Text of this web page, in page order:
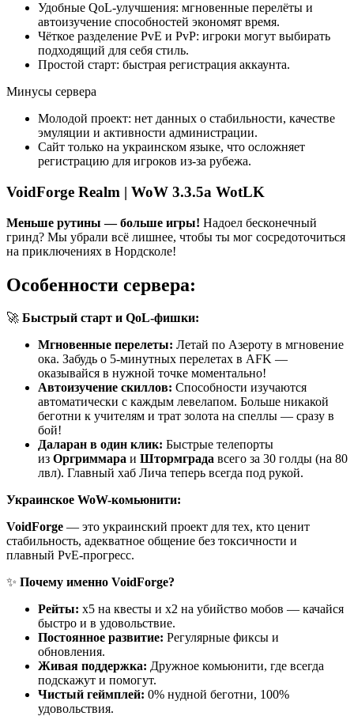
Удобные QoL-улучшения: мгновенные перелёты и
автоизучение способностей экономят время.
Чёткое разделение PvE и PvP: игроки могут выбирать
подходящий для себя стиль.
Простой старт: быстрая регистрация аккаунта.
Минусы сервера
Молодой проект: нет данных о стабильности, качестве
эмуляции и активности администрации.
Сайт только на украинском языке, что осложняет
регистрацию для игроков из-за рубежа.
VoidForge Realm | WoW 3.3.5a WotLK
Меньше рутины — больше игры! Надоел бесконечный
гринд? Мы убрали всё лишнее, чтобы ты мог сосредоточиться
на приключениях в Нордсколе!
Особенности сервера:
🚀 Быстрый старт и QoL-фишки:
Мгновенные перелеты: Летай по Азероту в мгновение
ока. Забудь о 5-минутных перелетах в AFK —
оказывайся в нужной точке моментально!
Автоизучение скиллов: Способности изучаются
автоматически с каждым левелапом. Больше никакой
беготни к учителям и трат золота на спеллы — сразу в
бой!
Даларан в один клик: Быстрые телепорты
из Оргриммара и Штормграда всего за 30 голды (на 80
лвл). Главный хаб Лича теперь всегда под рукой.
Украинское WoW-комьюнити:
VoidForge — это украинский проект для тех, кто ценит
стабильность, адекватное общение без токсичности и
плавный PvE-прогресс.
✨ Почему именно VoidForge?
Рейты: x5 на квесты и x2 на убийство мобов — качайся
быстро и в удовольствие.
Постоянное развитие: Регулярные фиксы и
обновления.
Живая поддержка: Дружное комьюнити, где всегда
подскажут и помогут.
Чистый геймплей: 0% нудной беготни, 100%
удовольствия.